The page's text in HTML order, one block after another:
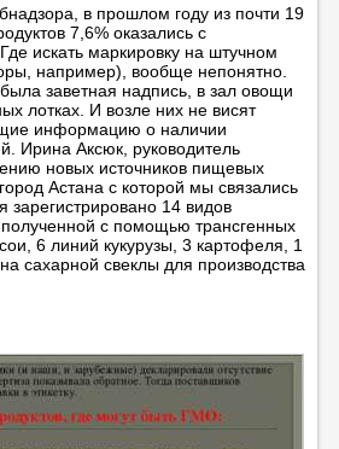
в прошлом году из почти 19
7,6% оказались с
искать маркировку на штучном
например), вообще непонятно.
заветная надпись, в зал овощи
лотках. И возле них не висят
информацию о наличии
Ирина Аксюк, руководитель
новых источников пищевых
Астана с которой мы связались
зарегистрировано 14 видов
с помощью трансгенных
6 линий кукурузы, 3 картофеля, 1
сахарной свеклы для производства